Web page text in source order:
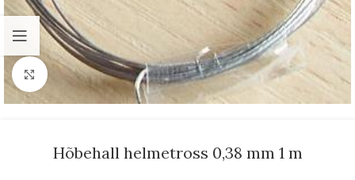
Suurenda
Hõbehall helmetross 0,38 mm 1 m